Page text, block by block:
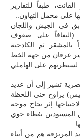
طبقاً للتقارير
على محمل التهاون..
في الجيش واللجان
(التفافاً على صفوف
ثم الكادحية
عرفان من جهة الخط
لسيطرتهم على الهاملي
تشير إلى أن عديد
حيس) يراوح حتى اللحظة
إثر نجاح موجة
المسنودين بغطاء جوي
المرتزقة هم من أبناء